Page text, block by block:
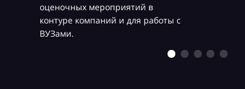
оценочных мероприятий в
контуре компаний и для работы с
ВУЗами.